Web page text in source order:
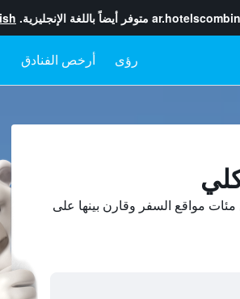
متوفر أيضاً باللغة الإنجليزية.
رؤى أرخص الفنادق
مواقع السفر وقارن بينها على